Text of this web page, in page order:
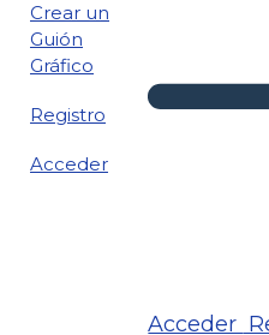
Crear un
Guión
Gráfico
Registro
Acceder
Acceder